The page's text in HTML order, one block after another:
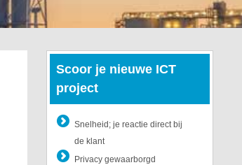
Scoor je nieuwe ICT
project
Snelheid; je reactie direct bij
de klant
Privacy gewaarborgd